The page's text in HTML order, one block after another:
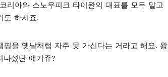
리아와 스노우피크 타이완의 대표를 모두 맡고
도 하시죠.
을 옛날처럼 자주 못 가신다는 거라고 해요. 왕
나셨단 얘기쥬?